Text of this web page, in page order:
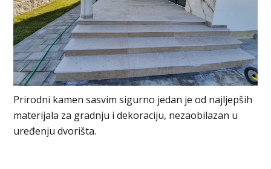
Prirodni kamen sasvim sigurno jedan je od najljepših
materijala za gradnju i dekoraciju, nezaobilazan u
uređenju dvorišta.